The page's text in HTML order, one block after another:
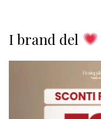
I brand del